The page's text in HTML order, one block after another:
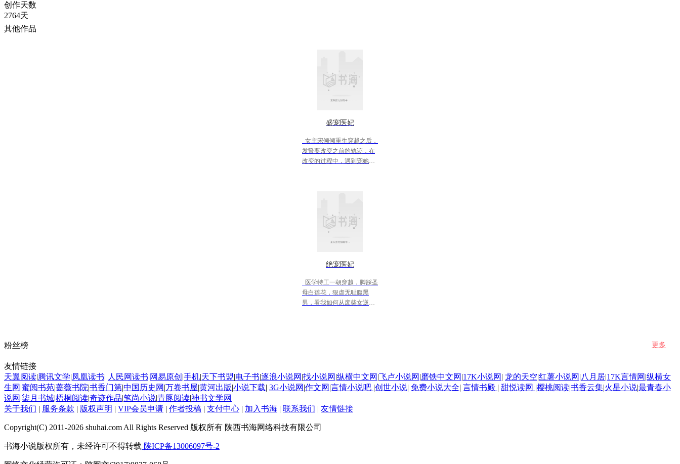
创作天数
2764天
其他作品
盛宠医妃
女主宋倾倾重生穿越之后，
发誓要改变之前的轨迹，在
改变的过程中，遇到宠她无
绝宠医妃
医学特工一朝穿越，脚踩圣
母白莲花，狠虐无耻腹黑
男，看我如何从废柴女逆袭
粉丝榜 更多
友情链接
天翼阅读|腾讯文学|凤凰读书| 人民网读书|网易原创 |手机|天下书盟|电子书|逐浪小说网 |找小说网 |纵横中文网 |飞卢小说网 |磨铁中文网 |17K小说网 | 龙的天空|红薯小说网 |八月居|17K言情网 |纵横女
生网 |蜜阅书苑|蔷薇书院|书香门第|中国历史网 |万卷书屋|黄河出版|小说下载| 3G小说网 |作文网 |言情小说吧 |创世小说| 免费小说大全| 言情书殿 | 甜悦读网 |樱桃阅读|书香云集|火星小说|最青春小
说网 |柒月书城|梧桐阅读|奇迹作品|笔尚小说|青豚阅读|神书文学网
关于我们 | 服务条款 | 版权声明 | VIP会员申请 | 作者投稿 | 支付中心 | 加入书海 | 联系我们 | 友情链接
Copyright(C) 2011-2026 shuhai.com All Rights Reserved 版权所有 陕西书海网络科技有限公司
书海小说版权所有，未经许可不得转载 陕ICP备13006097号-2